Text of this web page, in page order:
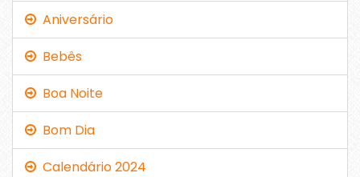
Aniversário
Bebês
Boa Noite
Bom Dia
Calendário 2024